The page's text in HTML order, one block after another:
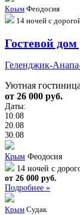
Крым Феодосия
14 ночей с
Гостевой
Геленджик-
Уютная
от 26 000 руб.
Даты:
10.08
20.08
30.08
Крым Феодосия
14 ночей с
от 26 000 руб.
Подробнее »
Крым Судак